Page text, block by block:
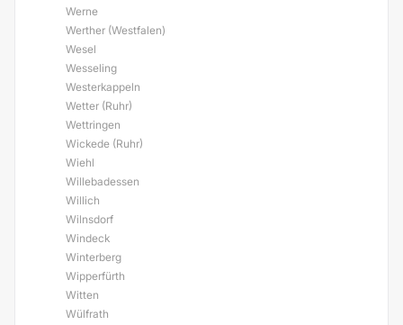
Werne
Werther (Westfalen)
Wesel
Wesseling
Westerkappeln
Wetter (Ruhr)
Wettringen
Wickede (Ruhr)
Wiehl
Willebadessen
Willich
Wilnsdorf
Windeck
Winterberg
Wipperfürth
Witten
Wülfrath